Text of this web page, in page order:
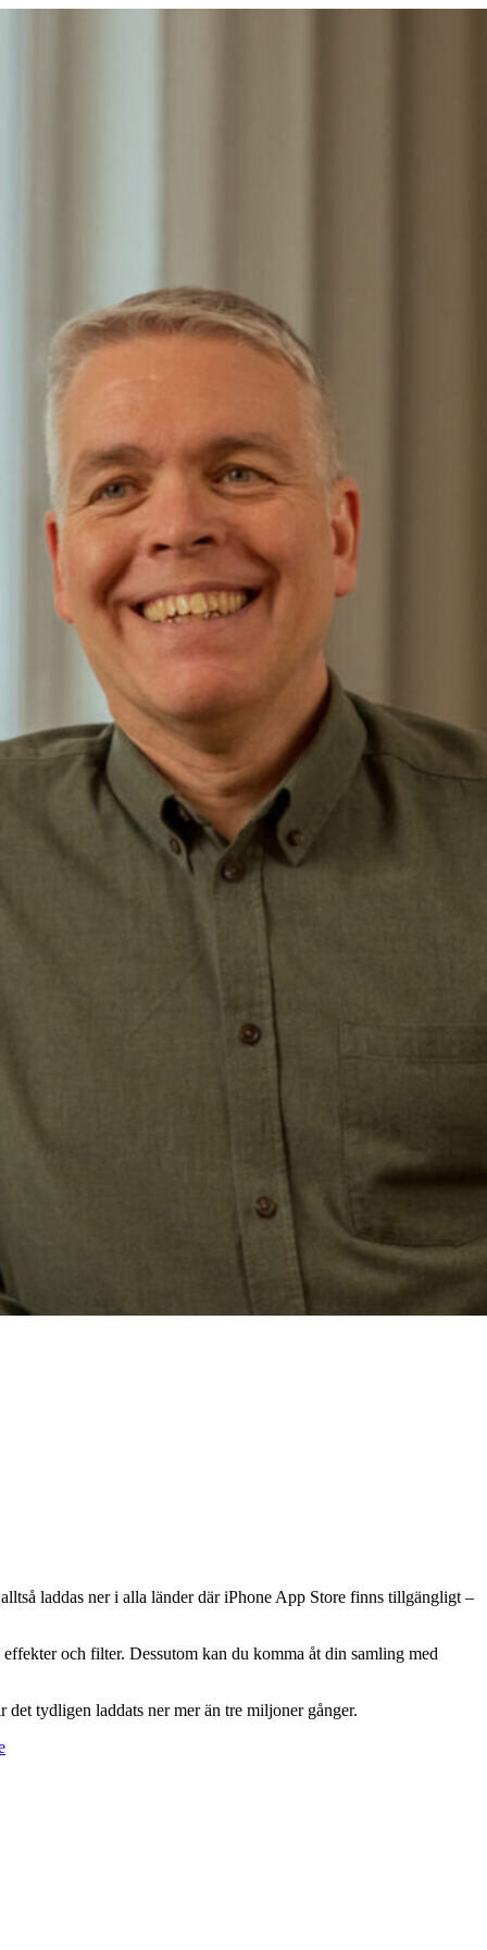
laddas ner i alla länder där iPhone App Store finns tillgängligt –
och filter. Dessutom kan du komma åt din samling med
tydligen laddats ner mer än tre miljoner gånger.